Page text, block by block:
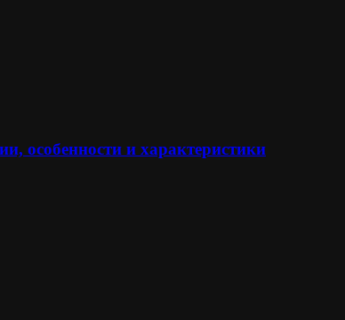
особенности и характеристики